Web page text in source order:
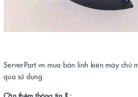
ServerPart.vn mua bán linh kiện máy chủ
qua sử dụng.